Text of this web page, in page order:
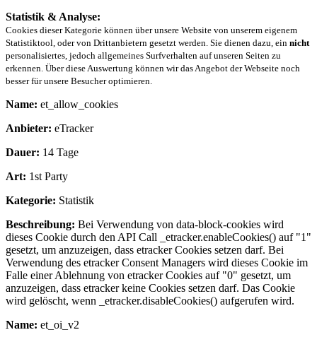
Statistik & Analyse:
Cookies dieser Kategorie können über unsere Website von unserem eigenem
Statistiktool, oder von Drittanbietern gesetzt werden. Sie dienen dazu, ein nicht
personalisiertes, jedoch allgemeines Surfverhalten auf unseren Seiten zu
erkennen. Über diese Auswertung können wir das Angebot der Webseite noch
besser für unsere Besucher optimieren.
Name: et_allow_cookies
Anbieter: eTracker
Dauer: 14 Tage
Art: 1st Party
Kategorie: Statistik
Beschreibung: Bei Verwendung von data-block-cookies wird
dieses Cookie durch den API Call _etracker.enableCookies() auf "1"
gesetzt, um anzuzeigen, dass etracker Cookies setzen darf. Bei
Verwendung des etracker Consent Managers wird dieses Cookie im
Falle einer Ablehnung von etracker Cookies auf "0" gesetzt, um
anzuzeigen, dass etracker keine Cookies setzen darf. Das Cookie
wird gelöscht, wenn _etracker.disableCookies() aufgerufen wird.
Name: et_oi_v2